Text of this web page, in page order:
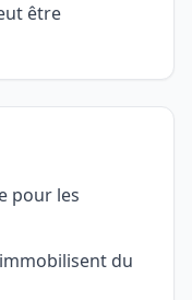
être
pour les
du